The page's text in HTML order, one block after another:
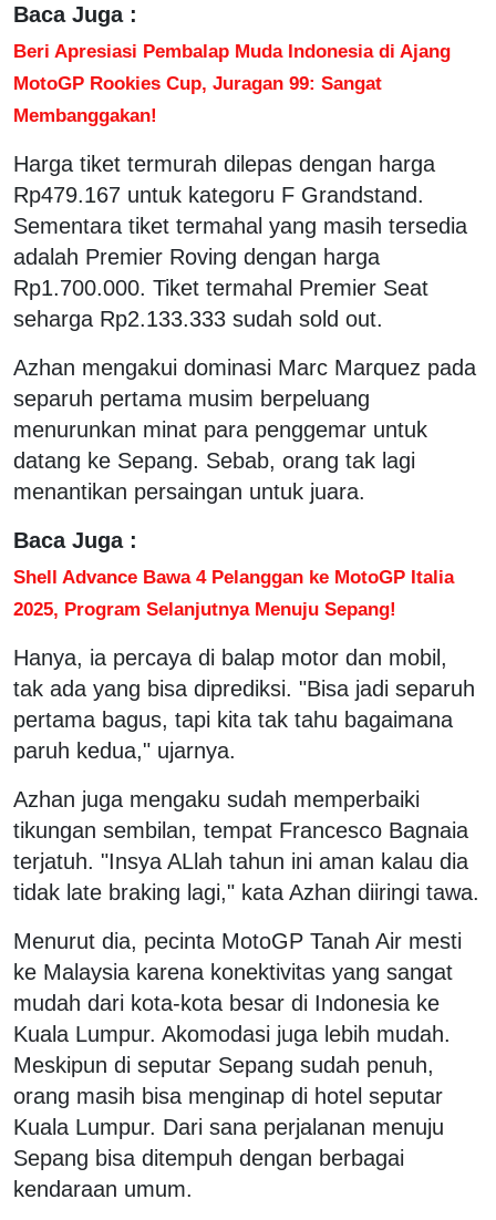
Baca Juga :
Beri Apresiasi Pembalap Muda Indonesia di Ajang
MotoGP Rookies Cup, Juragan 99: Sangat
Membanggakan!
Harga tiket termurah dilepas dengan harga
Rp479.167 untuk kategoru F Grandstand.
Sementara tiket termahal yang masih tersedia
adalah Premier Roving dengan harga
Rp1.700.000. Tiket termahal Premier Seat
seharga Rp2.133.333 sudah sold out.
Azhan mengakui dominasi Marc Marquez pada
separuh pertama musim berpeluang
menurunkan minat para penggemar untuk
datang ke Sepang. Sebab, orang tak lagi
menantikan persaingan untuk juara.
Baca Juga :
Shell Advance Bawa 4 Pelanggan ke MotoGP Italia
2025, Program Selanjutnya Menuju Sepang!
Hanya, ia percaya di balap motor dan mobil,
tak ada yang bisa diprediksi. "Bisa jadi separuh
pertama bagus, tapi kita tak tahu bagaimana
paruh kedua," ujarnya.
Azhan juga mengaku sudah memperbaiki
tikungan sembilan, tempat Francesco Bagnaia
terjatuh. "Insya ALlah tahun ini aman kalau dia
tidak late braking lagi," kata Azhan diiringi tawa.
Menurut dia, pecinta MotoGP Tanah Air mesti
ke Malaysia karena konektivitas yang sangat
mudah dari kota-kota besar di Indonesia ke
Kuala Lumpur. Akomodasi juga lebih mudah.
Meskipun di seputar Sepang sudah penuh,
orang masih bisa menginap di hotel seputar
Kuala Lumpur. Dari sana perjalanan menuju
Sepang bisa ditempuh dengan berbagai
kendaraan umum.